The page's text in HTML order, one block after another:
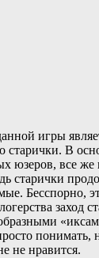
игры
В
юзеров, все
старички
Бесспорно,
заход
понимать,
не нравится.